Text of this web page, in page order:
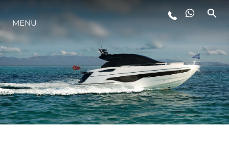
YAŞAM ŞEKLİ
YENILIK
ŞİRKET
MENU